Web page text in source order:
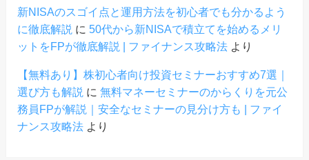
新NISAのスゴイ点と運用方法を初心者でも分かるよう
に徹底解説 に 50代から新NISAで積立てを始めるメリ
ットをFPが徹底解説 | ファイナンス攻略法より
【無料あり】株初心者向け投資セミナーおすすめ7選｜
選び方も解説 に 無料マネーセミナーのからくりを元公
務員FPが解説｜安全なセミナーの見分け方も | ファイ
ナンス攻略法より